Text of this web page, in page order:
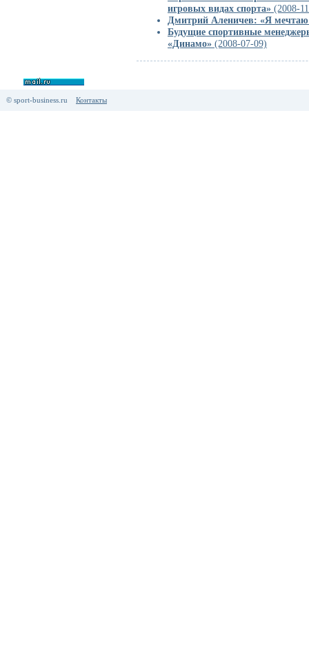
игровых видах спорта» (2008-
Дмитрий Аленичев: «Я мечтаю
Будущие спортивные
«Динамо» (2008-07-09)
© sport-business.ru Контакты